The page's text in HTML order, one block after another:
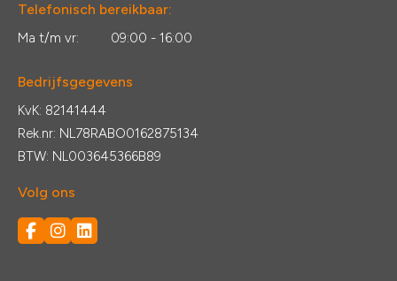
Telefonisch bereikbaar:
Ma t/m vr: 09:00 - 16:00
Bedrijfsgegevens
KvK: 82141444
Rek.nr: NL78RABO0162875134
BTW: NL003645366B89
Volg ons